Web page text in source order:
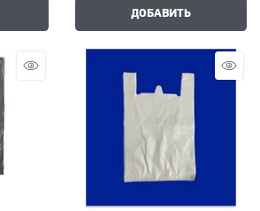
ДОБАВИТЬ